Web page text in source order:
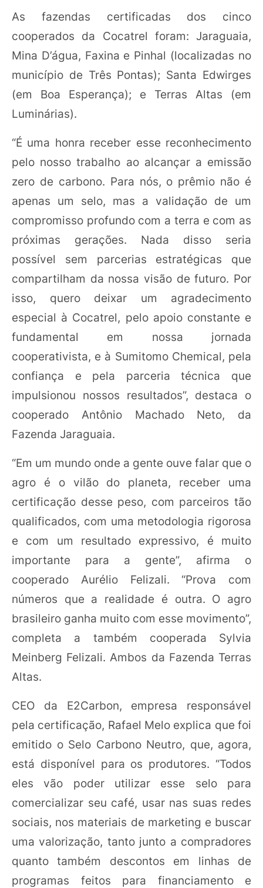
As fazendas certificadas dos cinco
cooperados da Cocatrel foram: Jaraguaia,
Mina D’água, Faxina e Pinhal (localizadas no
município de Três Pontas); Santa Edwirges
(em Boa Esperança); e Terras Altas (em
Luminárias).
“É uma honra receber esse reconhecimento
pelo nosso trabalho ao alcançar a emissão
zero de carbono. Para nós, o prêmio não é
apenas um selo, mas a validação de um
compromisso profundo com a terra e com as
próximas gerações. Nada disso seria
possível sem parcerias estratégicas que
compartilham da nossa visão de futuro. Por
isso, quero deixar um agradecimento
especial à Cocatrel, pelo apoio constante e
fundamental em nossa jornada
cooperativista, e à Sumitomo Chemical, pela
confiança e pela parceria técnica que
impulsionou nossos resultados”, destaca o
cooperado Antônio Machado Neto, da
Fazenda Jaraguaia.
“Em um mundo onde a gente ouve falar que o
agro é o vilão do planeta, receber uma
certificação desse peso, com parceiros tão
qualificados, com uma metodologia rigorosa
e com um resultado expressivo, é muito
importante para a gente”, afirma o
cooperado Aurélio Felizali. “Prova com
números que a realidade é outra. O agro
brasileiro ganha muito com esse movimento”,
completa a também cooperada Sylvia
Meinberg Felizali. Ambos da Fazenda Terras
Altas.
CEO da E2Carbon, empresa responsável
pela certificação, Rafael Melo explica que foi
emitido o Selo Carbono Neutro, que, agora,
está disponível para os produtores. “Todos
eles vão poder utilizar esse selo para
comercializar seu café, usar nas suas redes
sociais, nos materiais de marketing e buscar
uma valorização, tanto junto a compradores
quanto também descontos em linhas de
programas feitos para financiamento e